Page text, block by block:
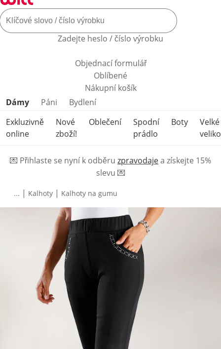
Zadejte heslo / číslo výrobku
Objednací formulář
Oblíbené
Nákupní košík
Přeskočit kategorie produktů
Dámy Páni
Bydlení
Exkluzivně
online
Nové
zboží!
Oblečení
Spodní
prádlo
Boty
Velké
💌 Přihlaste se nyní k odběru zpravodajea získejte 15%
slevu 💌
... | Kalhoty | Kalhoty na gumu